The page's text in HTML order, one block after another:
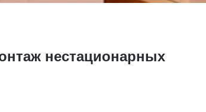
нестационарных